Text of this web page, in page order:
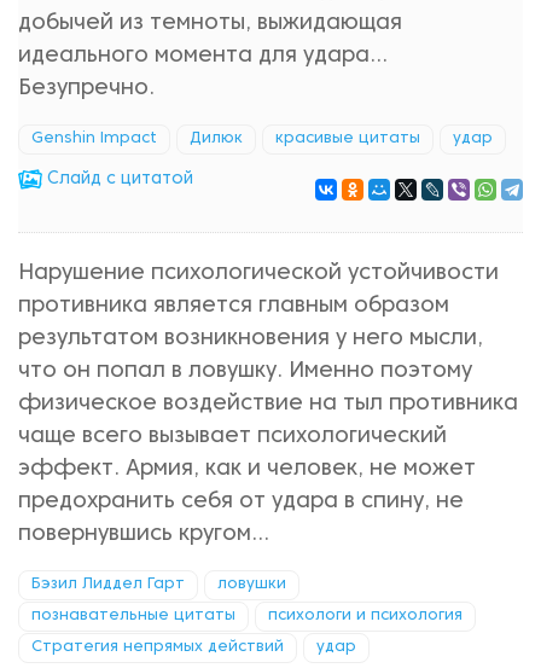
добычей из темноты, выжидающая
идеального момента для удара...
Безупречно.
Genshin Impact Дилюк красивые цитаты удар
Cлайд с цитатой
Нарушение психологической устойчивости
противника является главным образом
результатом возникновения у него мысли,
что он попал в ловушку. Именно поэтому
физическое воздействие на тыл противника
чаще всего вызывает психологический
эффект. Армия, как и человек, не может
предохранить себя от удара в спину, не
повернувшись кругом...
Бэзил Лиддел Гарт ловушки
познавательные цитаты психологи и психология
Стратегия непрямых действий удар